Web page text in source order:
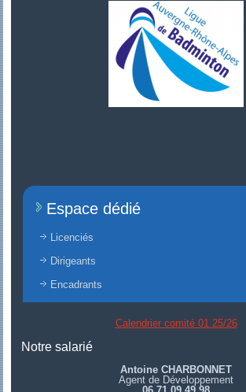
Espace dédié
Licenciés
Dirigeants
Encadrants
Calendrier comité 01 25/26
Notre salarié
Antoine CHARBONNET
Agent de Développement